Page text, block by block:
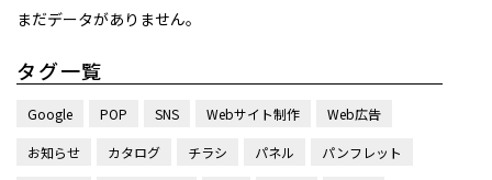
まだデータがありません。
タグ一覧
Google POP SNS Webサイト制作 Web広告
お知らせ カタログ チラシ パネル パンフレット